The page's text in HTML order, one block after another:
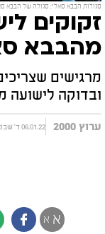
סגולות הבבא סאלי: סגולה של הבבא
זקוקים
מהבבא
מרגישים
ובדוקה לישועה
ערוץ 2000 06.01.22 ד' שבט התשפ"ב
א א